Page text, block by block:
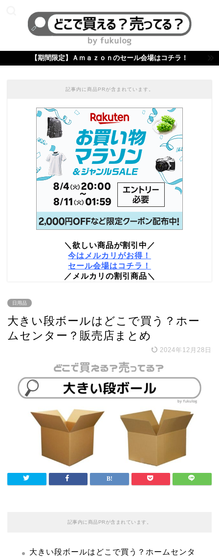
【期間限定】Ａｍａｚｏｎのセール会場はコチラ！
記事内に商品PRが含まれています。
＼欲しい商品が割引中／
今はメルカリがお得！
セール会場はコチラ！
／メルカリの割引商品＼
日用品
大きい段ボールはどこで買う？ホー
ムセンター？販売店まとめ
2024年12月28日
記事内に商品PRが含まれています。
大きい段ボールはどこで買う？ホームセンタ